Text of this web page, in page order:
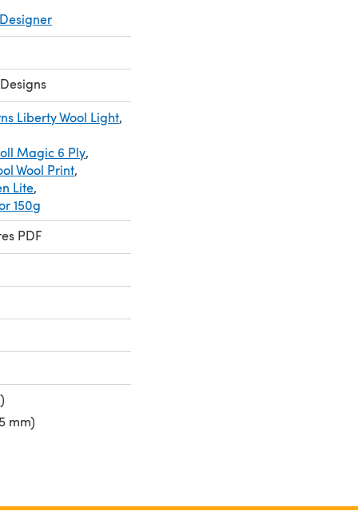
Liberty Wool Light,
Magic 6 Ply,
Wool Print,
Lite,
150g
PDF
mm)